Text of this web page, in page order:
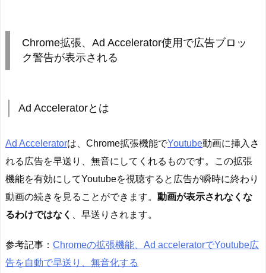
Chrome拡張、Ad Accelerator使用で広告ブロッ
ク警告が表示される
Ad Acceleratorとは
Ad Acceleratorは、Chrome拡張機能でYoutube動画に挿入さ
れる広告を早送り、無音にしてくれるものです。この拡張
機能を有効にしてYoutubeを視聴すると広告が瞬時に終わり
動画の続きを見ることができます。 動画が表示されなくな
るわけではなく
、早送りされます。
参考記事： Chromeの拡張機能、Ad acceleratorでYoutube広
告を自動で早送り、無音化する